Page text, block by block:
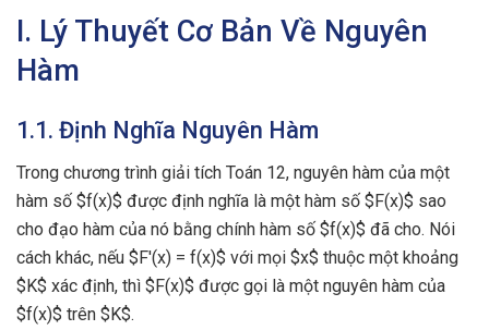
I. Lý Thuyết Cơ Bản Về Nguyên
Hàm
1.1. Định Nghĩa Nguyên Hàm
Trong chương trình giải tích Toán 12, nguyên hàm của một
hàm số $f(x)$ được định nghĩa là một hàm số $F(x)$ sao
cho đạo hàm của nó bằng chính hàm số $f(x)$ đã cho. Nói
cách khác, nếu $F'(x) = f(x)$ với mọi $x$ thuộc một khoảng
$K$ xác định, thì $F(x)$ được gọi là một nguyên hàm của
$f(x)$ trên $K$.